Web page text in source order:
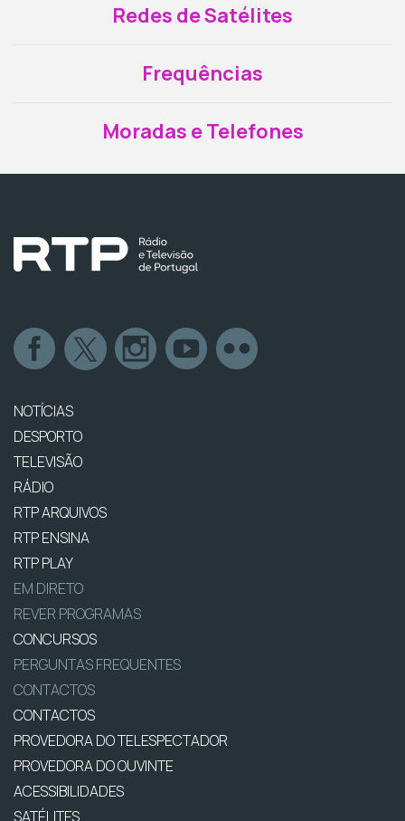
Redes de Satélites
Frequências
Moradas e Telefones
NOTÍCIAS
DESPORTO
TELEVISÃO
RÁDIO
RTP ARQUIVOS
RTP ENSINA
RTP PLAY
EM DIRETO
REVER PROGRAMAS
CONCURSOS
PERGUNTAS FREQUENTES
CONTACTOS
CONTACTOS
PROVEDORA DO TELESPECTADOR
PROVEDORA DO OUVINTE
ACESSIBILIDADES
SATÉLITES